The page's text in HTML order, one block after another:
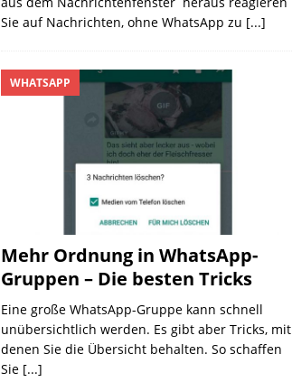
Sie auf Nachrichten, ohne WhatsApp zu [...]
Mehr Ordnung in WhatsApp-
Gruppen – Die besten Tricks
WHATSAPP
Eine große WhatsApp-Gruppe kann schnell
unübersichtlich werden. Es gibt aber Tricks, mit
denen Sie die Übersicht behalten. So schaffen
Sie [...]